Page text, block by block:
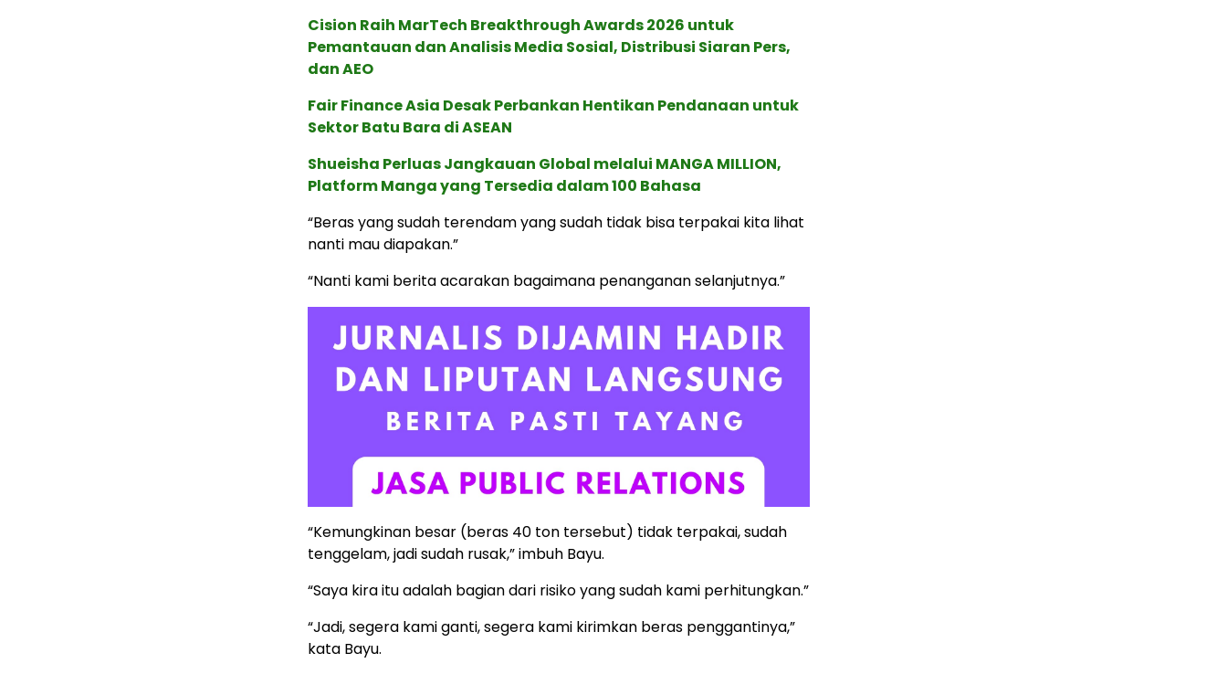
Cision Raih MarTech Breakthrough Awards 2026 untuk
Pemantauan dan Analisis Media Sosial, Distribusi Siaran Pers,
dan AEO
Fair Finance Asia Desak Perbankan Hentikan Pendanaan untuk
Sektor Batu Bara di ASEAN
Shueisha Perluas Jangkauan Global melalui MANGA MILLION,
Platform Manga yang Tersedia dalam 100 Bahasa
“Beras yang sudah terendam yang sudah tidak bisa terpakai kita lihat
nanti mau diapakan.”
“Nanti kami berita acarakan bagaimana penanganan selanjutnya.”
“Kemungkinan besar (beras 40 ton tersebut) tidak terpakai, sudah
tenggelam, jadi sudah rusak,” imbuh Bayu.
“Saya kira itu adalah bagian dari risiko yang sudah kami perhitungkan.”
“Jadi, segera kami ganti, segera kami kirimkan beras penggantinya,”
kata Bayu.